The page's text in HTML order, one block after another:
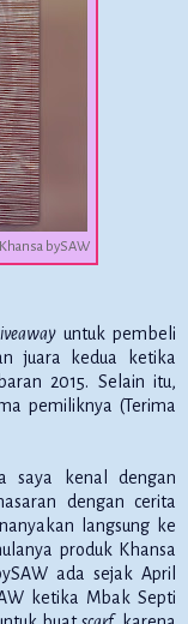
bySAW
untuk pembeli
juara kedua ketika
2015. Selain itu,
pemiliknya (Terima
saya kenal dengan
dengan cerita
langsung ke
produk Khansa
ada sejak April
ketika Mbak Septi